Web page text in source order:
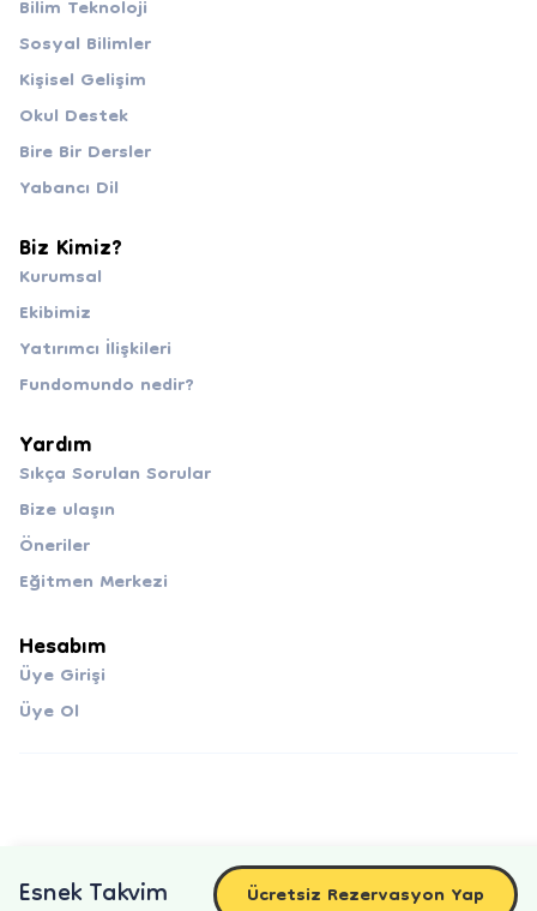
Esnek Takvim Ücretsiz Rezervasyon Yap
Bilim Teknoloji
Sosyal Bilimler
Kişisel Gelişim
Okul Destek
Bire Bir Dersler
Yabancı Dil
Biz Kimiz?
Kurumsal
Ekibimiz
Yatırımcı İlişkileri
Fundomundo nedir?
Yardım
Sıkça Sorulan Sorular
Bize ulaşın
Öneriler
Eğitmen Merkezi
Hesabım
Üye Girişi
Üye Ol